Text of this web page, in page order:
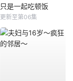
只是一起吃顿饭
更新至第06集